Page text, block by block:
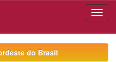
do Brasil